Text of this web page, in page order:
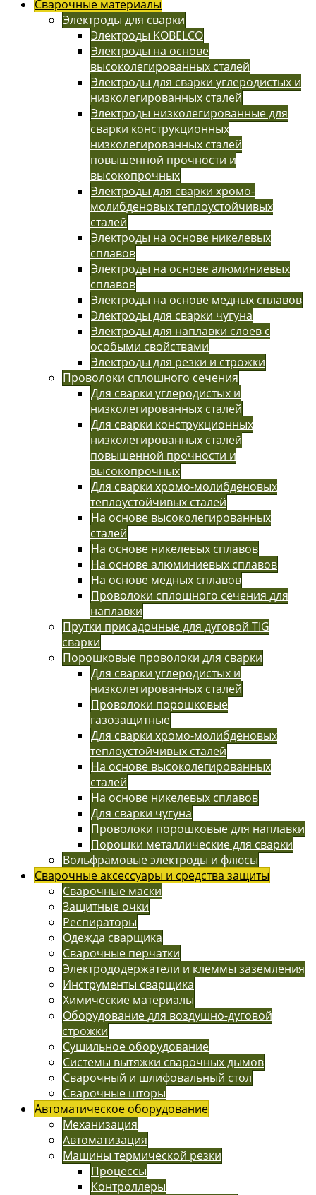
Сварочные материалы
Электроды для сварки
Электроды KOBELCO
Электроды на основе
высоколегированных сталей
Электроды для сварки углеродистых и
низколегированных сталей
Электроды низколегированные для
сварки конструкционных
низколегированных сталей
повышенной прочности и
высокопрочных
Электроды для сварки хромо-
молибденовых теплоустойчивых
сталей
Электроды на основе никелевых
сплавов
Электроды на основе алюминиевых
сплавов
Электроды на основе медных сплавов
Электроды для сварки чугуна
Электроды для наплавки слоев с
особыми свойствами
Электроды для резки и строжки
Проволоки сплошного сечения
Для сварки углеродистых и
низколегированных сталей
Для сварки конструкционных
низколегированных сталей
повышенной прочности и
высокопрочных
Для сварки хромо-молибденовых
теплоустойчивых сталей
На основе высоколегированных
сталей
На основе никелевых сплавов
На основе алюминиевых сплавов
На основе медных сплавов
Проволоки сплошного сечения для
наплавки
Прутки присадочные для дуговой TIG
сварки
Порошковые проволоки для сварки
Для сварки углеродистых и
низколегированных сталей
Проволоки порошковые
газозащитные
Для сварки хромо-молибденовых
теплоустойчивых сталей
На основе высоколегированных
сталей
На основе никелевых сплавов
Для сварки чугуна
Проволоки порошковые для наплавки
Порошки металлические для сварки
Вольфрамовые электроды и флюсы
Сварочные аксессуары и средства защиты
Сварочные маски
Защитные очки
Респираторы
Одежда сварщика
Сварочные перчатки
Электрододержатели и клеммы заземления
Инструменты сварщика
Химические материалы
Оборудование для воздушно-дуговой
строжки
Сушильное оборудование
Системы вытяжки сварочных дымов
Сварочный и шлифовальный стол
Сварочные шторы
Автоматическое оборудование
Механизация
Автоматизация
Машины термической резки
Процессы
Контроллеры